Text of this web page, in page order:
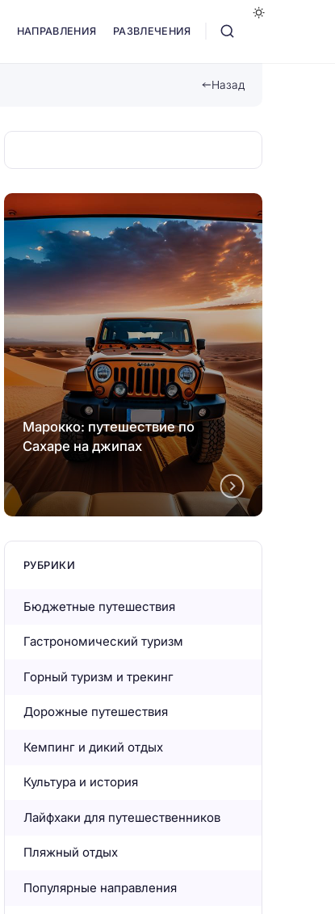
НАПРАВЛЕНИЯ РАЗВЛЕЧЕНИЯ
Назад
Марокко: путешествие по
Сахаре на джипах
РУБРИКИ
Бюджетные путешествия
Гастрономический туризм
Горный туризм и трекинг
Дорожные путешествия
Кемпинг и дикий отдых
Культура и история
Лайфхаки для путешественников
Пляжный отдых
Популярные направления